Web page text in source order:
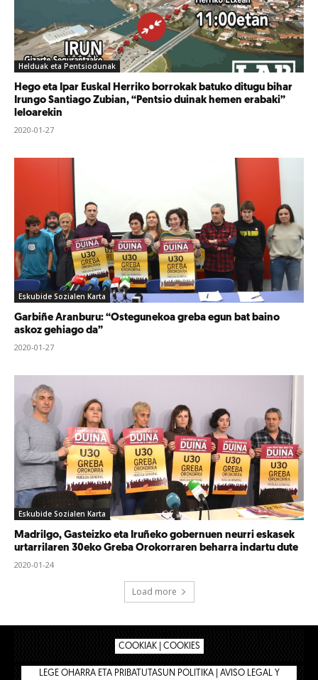
Helduak eta Pentsiodunak
Hego eta Ipar Euskal Herriko borrokak batuko ditugu bihar
Irungo Santiago Zubian, “Pentsio duinak hemen erabaki”
leloarekin
2020-01-27
Eskubide Sozialen Karta
Garbiñe Aranburu: “Ostegunekoa greba egun bat baino
askoz gehiago da”
2020-01-27
Eskubide Sozialen Karta
Madrilgo, Gasteizko eta Iruñeko gobernuen neurri eskasek
urtarrilaren 30eko Greba Orokorraren beharra indartu dute
2020-01-24
Load more
COOKIAK | COOKIES
LEGE OHARRA ETA PRIBATUTASUN POLITIKA | AVISO LEGAL Y